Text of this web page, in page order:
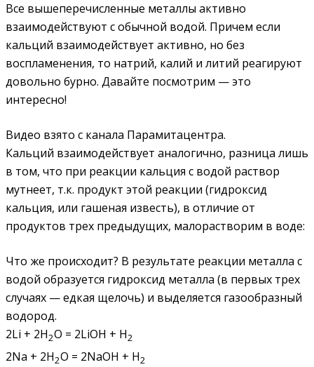
Все вышеперечисленные металлы активно
взаимодействуют с обычной водой. Причем если
кальций взаимодействует активно, но без
воспламенения, то натрий, калий и литий реагируют
довольно бурно. Давайте посмотрим — это
интересно!
Видео взято с канала Парамитацентра.
Кальций взаимодействует аналогично, разница лишь
в том, что при реакции кальция с водой раствор
мутнеет, т.к. продукт этой реакции (гидроксид
кальция, или гашеная известь), в отличие от
продуктов трех предыдущих, малорастворим в воде:
Что же происходит? В результате реакции металла с
водой образуется гидроксид металла (в первых трех
случаях — едкая щелочь) и выделяется газообразный
водород.
2Li + 2H2O = 2LiOH + H2
2Na + 2H2O = 2NaOH + H2